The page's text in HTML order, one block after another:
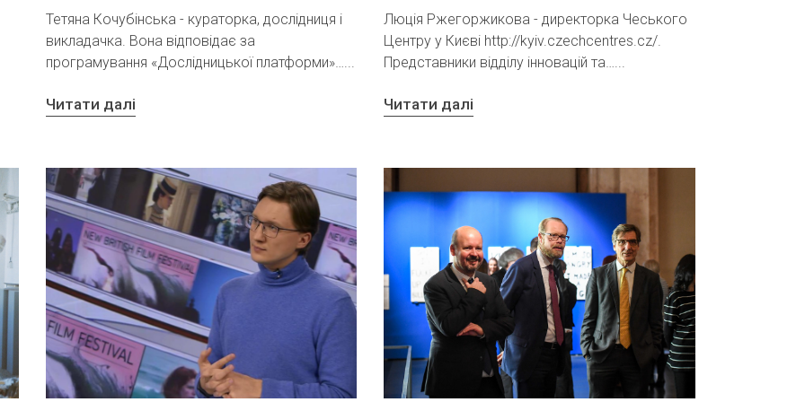
Тетяна Кочубінська - кураторка, дослідниця і
викладачка. Вона відповідає за
програмування «Дослідницької платформи»…
Читати далі
Люція Ржегоржикова - директорка Чеського
Центру у Києві http://kyiv.czechcentres.cz/.
Представники відділу інновацій та…
Читати далі